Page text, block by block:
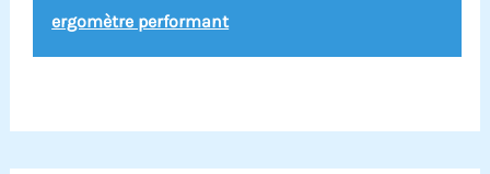
ergomètre performant